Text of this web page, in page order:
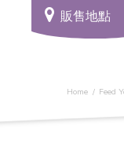
販售地點
Home Feed